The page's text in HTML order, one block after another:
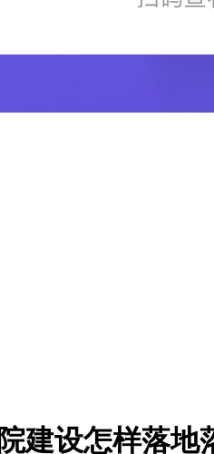
建设怎样落